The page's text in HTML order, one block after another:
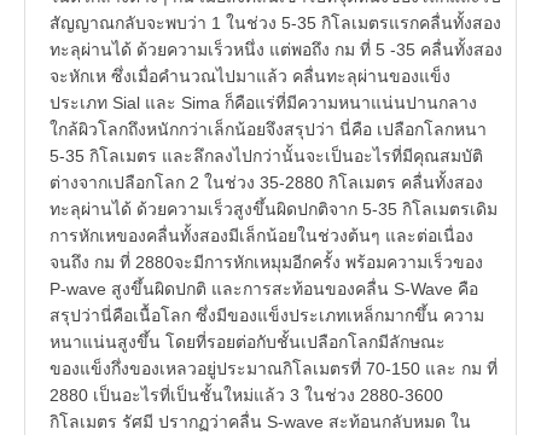
สัญญาณกลับจะพบว่า 1 ในช่วง 5-35 กิโลเมตรแรกคลื่นทั้งสอง
ทะลุผ่านได้ ด้วยความเร็วหนึ่ง แต่พอถึง กม ที่ 5 -35 คลื่นทั้งสอง
จะหักเห ซึ่งเมื่อคำนวณไปมาแล้ว คลื่นทะลุผ่านของแข็ง
ประเภท Sial และ Sima ก็คือแร่ที่มีความหนาแน่นปานกลาง
ใกล้ผิวโลกถึงหนักกว่าเล็กน้อยจึงสรุปว่า นี่คือ เปลือกโลกหนา
5-35 กิโลเมตร และลึกลงไปกว่านั้นจะเป็นอะไรที่มีคุณสมบัติ
ต่างจากเปลือกโลก 2 ในช่วง 35-2880 กิโลเมตร คลื่นทั้งสอง
ทะลุผ่านได้ ด้วยความเร็วสูงขึ้นผิดปกติจาก 5-35 กิโลเมตรเดิม
การหักเหของคลื่นทั้งสองมีเล็กน้อยในช่วงต้นๆ และต่อเนื่อง
จนถึง กม ที่ 2880จะมีการหักเหมุมอีกครั้ง พร้อมความเร็วของ
P-wave สูงขึ้นผิดปกติ และการสะท้อนของคลื่น S-Wave คือ
สรุปว่านี่คือเนื้อโลก ซึ่งมีของแข็งประเภทเหล็กมากขึ้น ความ
หนาแน่นสูงขึ้น โดยที่รอยต่อกับชั้นเปลือกโลกมีลักษณะ
ของแข็งกึ่งของเหลวอยู่ประมาณกิโลเมตรที่ 70-150 และ กม ที่
2880 เป็นอะไรที่เป็นชั้นใหม่แล้ว 3 ในช่วง 2880-3600
กิโลเมตร รัศมี ปรากฏว่าคลื่น S-wave สะท้อนกลับหมด ใน